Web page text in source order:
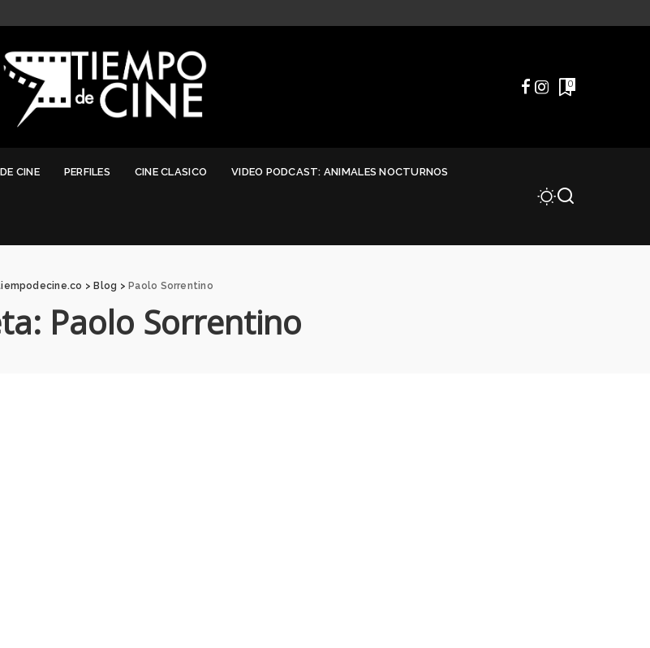
0
CINE PERFILES CINE CLASICO VIDEO PODCAST: ANIMALES NOCTURNOS
> Blog > Paolo Sorrentino
Paolo Sorrentino